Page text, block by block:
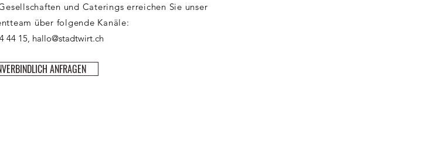
und Caterings erreichen Sie unser
über folgende Kanäle:
44 15, hallo@stadtwirt.ch
ANFRAGEN